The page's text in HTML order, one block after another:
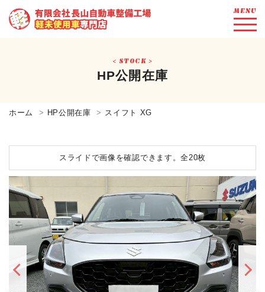
MENU
STOCK
HP公開在庫
ホーム HP公開在庫 スイフト XG
スライドで画像を確認できます。全20枚